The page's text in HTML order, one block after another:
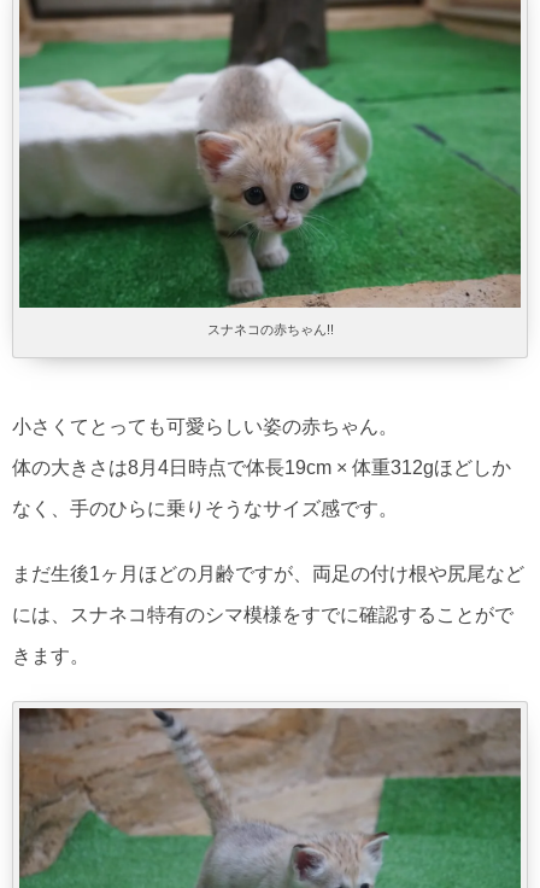
スナネコの赤ちゃん!!
小さくてとっても可愛らしい姿の赤ちゃん。
体の大きさは8月4日時点で体長19cm × 体重312gほどしか
なく、手のひらに乗りそうなサイズ感です。
まだ生後1ヶ月ほどの月齢ですが、両足の付け根や尻尾など
には、スナネコ特有のシマ模様をすでに確認することがで
きます。